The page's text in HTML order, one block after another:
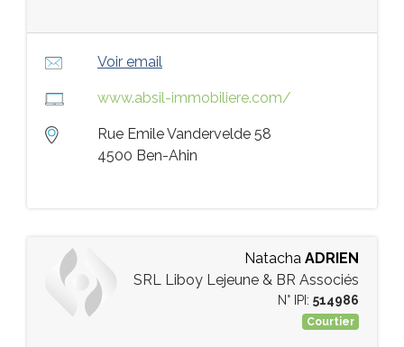
Voir email
www.absil-immobiliere.com/
Rue Emile Vandervelde 58
4500 Ben-Ahin
Natacha ADRIEN
SRL Liboy Lejeune & BR Associés
N° IPI: 514986
Courtier